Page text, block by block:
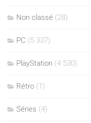
Non classé (28)
PC (5 337)
PlayStation (4 530)
Rétro (1)
Séries (4)